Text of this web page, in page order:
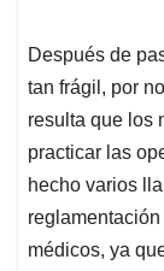
Después de
tan frágil, por
resulta que los
practicar las
hecho varios
médicos, ya